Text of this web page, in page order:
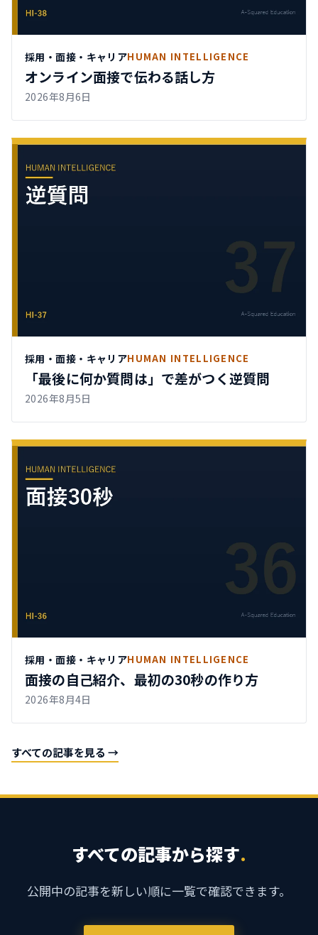
採用・面接・キャリアHUMAN INTELLIGENCE
オンライン面接で伝わる話し方
2026年8月6日
採用・面接・キャリアHUMAN INTELLIGENCE
「最後に何か質問は」で差がつく逆質問
2026年8月5日
採用・面接・キャリアHUMAN INTELLIGENCE
面接の自己紹介、最初の30秒の作り方
2026年8月4日
すべての記事を見る →
すべての記事から探す.
公開中の記事を新しい順に一覧で確認できます。